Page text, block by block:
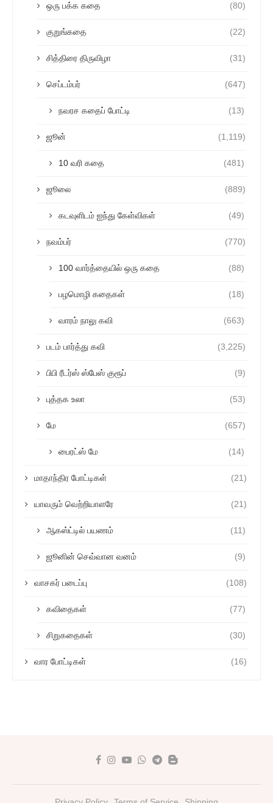
ஒரு பக்க கதை (80)
குறுங்கதை (22)
சித்திரை திருவிழா (31)
செப்டம்பர் (647)
நவரச கதைப் போட்டி (13)
ஜூன் (1,119)
10 வரி கதை (481)
ஜூலை (889)
கடவுளிடம் ஐந்து கேள்விகள் (49)
நவம்பர் (770)
100 வார்த்தையில் ஒரு கதை (88)
பழமொழி கதைகள் (18)
வாரம் நாலு கவி (663)
படம் பார்த்து கவி (3,225)
பிபி ரீடர்ஸ் ஸ்பேஸ் குரூப் (9)
புத்தக உலா (53)
மே (657)
பைரட்ஸ் மே (14)
மாதாந்திர போட்டிகள் (21)
யாவரும் வெற்றியாளரே (21)
ஆகஸ்ட்டில் பயணம் (11)
ஜூனின் செவ்வான வனம் (9)
வாசகர் படைப்பு (108)
கவிதைகள் (77)
சிறுகதைகள் (30)
வார போட்டிகள் (16)